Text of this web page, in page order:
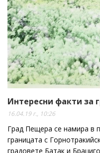
Интересни факти за
16.04.19 г., 10:26
Град Пещера се намира в
границата с
градовете Батак и